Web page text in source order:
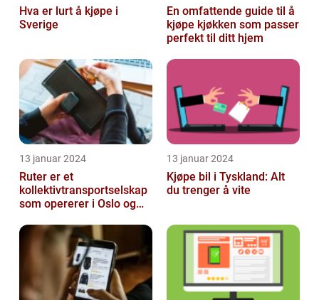
Hva er lurt å kjøpe i
Sverige
En omfattende guide til å
kjøpe kjøkken som passer
perfekt til ditt hjem
13 januar 2024
Ruter er et
kollektivtransportselskap
som opererer i Oslo og
13 januar 2024
Kjøpe bil i Tyskland: Alt
du trenger å vite